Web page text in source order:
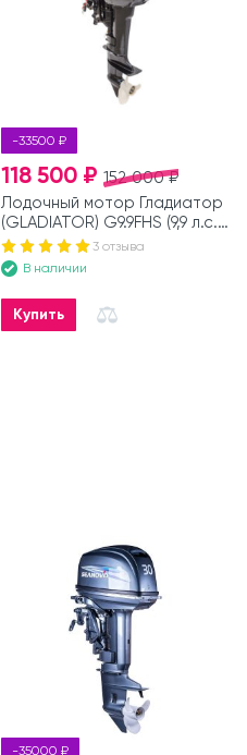
-33500 ₽
152 000 ₽
118 500 ₽
Лодочный мотор Гладиатор
(GLADIATOR) G9.9FHS (9,9 л.с.,
2 такта)
3 отзыва
В наличии
Купить
-35000 ₽